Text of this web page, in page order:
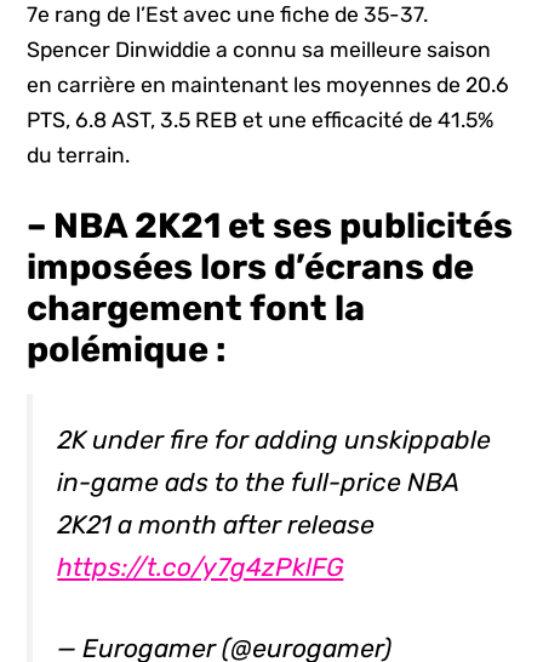
7e rang de l’Est avec une fiche de 35-37.
Spencer Dinwiddie a connu sa meilleure saison
en carrière en maintenant les moyennes de 20.6
PTS, 6.8 AST, 3.5 REB et une efficacité de 41.5%
du terrain.
– NBA 2K21 et ses publicités
imposées lors d’écrans de
chargement font la
polémique :
2K under fire for adding unskippable
in-game ads to the full-price NBA
2K21 a month after release
https://t.co/y7g4zPklFG
— Eurogamer (@eurogamer)